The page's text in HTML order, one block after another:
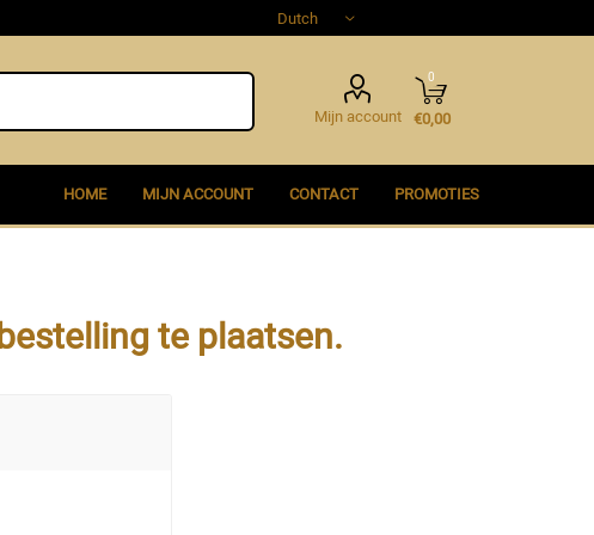
Mijn account
0
€0,00
PROMOTIES
HOME MIJN ACCOUNT CONTACT
te plaatsen.